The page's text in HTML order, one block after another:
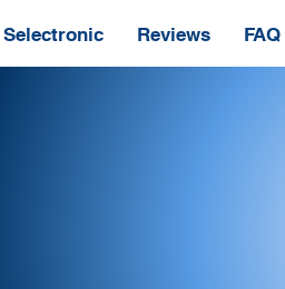
Selectronic Reviews FAQ